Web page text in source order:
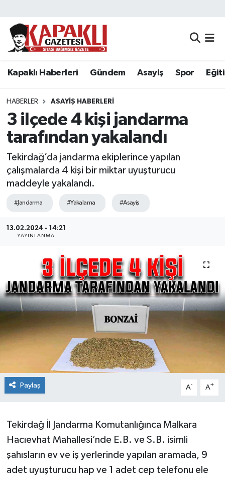
Kapaklı Haberleri Gündem Asayiş Spor
HABERLER ASAYIŞ HABERLERI
3 ilçede 4 kişi jandarma
tarafından yakalandı
Tekirdağ’da jandarma ekiplerince yapılan
çalışmalarda 4 kişi bir miktar uyuşturucu
maddeyle yakalandı.
#Jandarma #Yakalama #Asayiş
13.02.2024 - 14:21
YAYINLANMA
Paylaş A- A+
Tekirdağ İl Jandarma Komutanlığınca Malkara
Hacıevhat Mahallesi’nde E.B. ve S.B. isimli
şahısların ev ve iş yerlerinde yapılan aramada, 9
adet uyuşturucu hap ve 1 adet cep telefonu ele
Kapaklı Haberleri
Asayiş
Spor
Eğitim
Siyaset
Sağlık
Teknoloji
Tekirdağ Nöbetçi Eczaneler
Tekirdağ Namaz Vakitleri
Tekirdağ Trafik Yoğunluk Haritası
Süper Lig Puan Durumu ve Fikstür
Tüm Manşetler